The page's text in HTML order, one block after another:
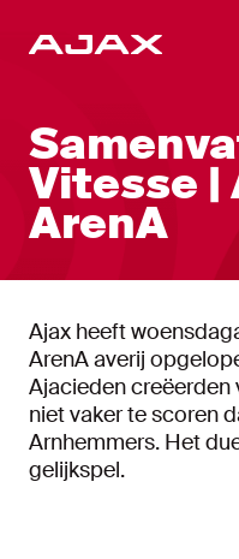
Vitesse |
ArenA
Ajax heeft
ArenA averij
Ajacieden creëerden
niet vaker te scoren
Arnhemmers. Het
gelijkspel.